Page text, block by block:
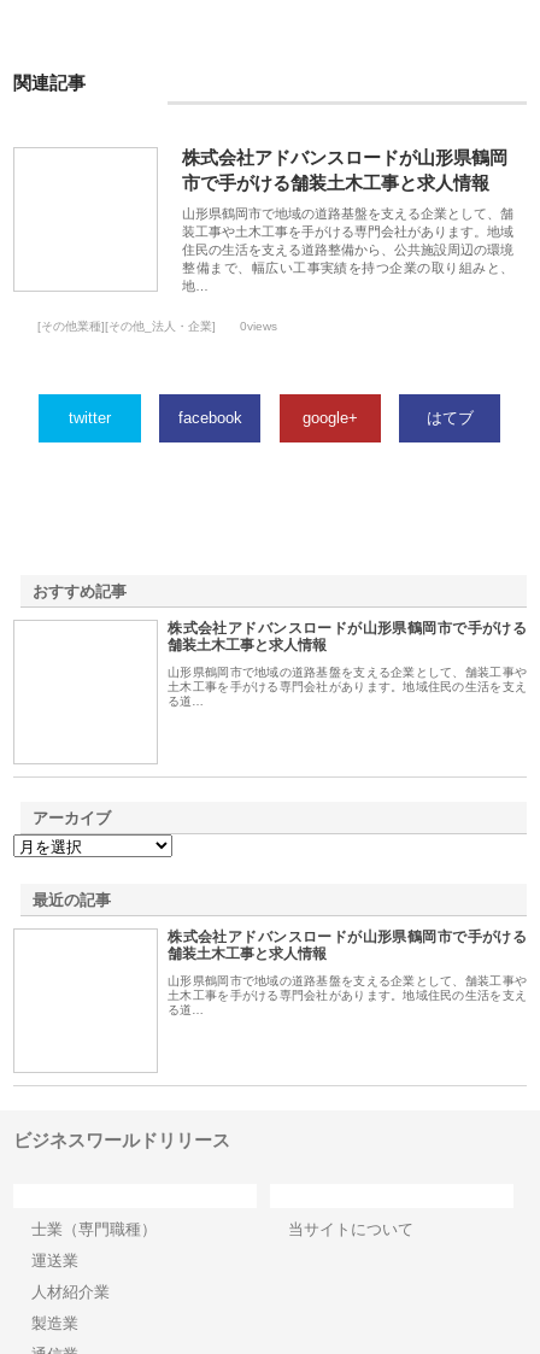
関連記事
株式会社アドバンスロードが山形県鶴岡
市で手がける舗装土木工事と求人情報
山形県鶴岡市で地域の道路基盤を支える企業として、舗
装工事や土木工事を手がける専門会社があります。地域
住民の生活を支える道路整備から、公共施設周辺の環境
整備まで、幅広い工事実績を持つ企業の取り組みと、
地…
[その他業種][その他_法人・企業] 0views
twitter facebook google+ はてブ
おすすめ記事
株式会社アドバンスロードが山形県鶴岡市で手がける
舗装土木工事と求人情報
山形県鶴岡市で地域の道路基盤を支える企業として、舗装工事や
土木工事を手がける専門会社があります。地域住民の生活を支え
る道…
アーカイブ
最近の記事
株式会社アドバンスロードが山形県鶴岡市で手がける
舗装土木工事と求人情報
山形県鶴岡市で地域の道路基盤を支える企業として、舗装工事や
土木工事を手がける専門会社があります。地域住民の生活を支え
る道…
ビジネスワールドリリース
士業（専門職種）
運送業
人材紹介業
製造業
当サイトについて